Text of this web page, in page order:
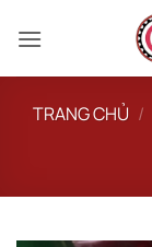
qua
TRANG CHỦ /